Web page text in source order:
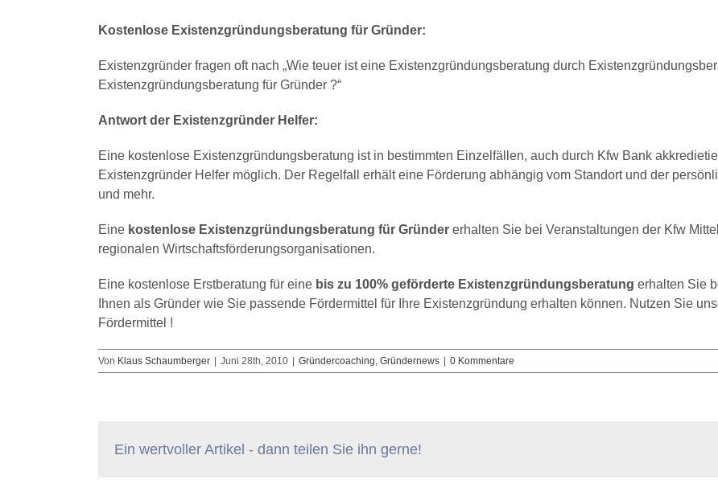
Kostenlose Existenzgründungsberatung für Gründer:
Existenzgründer fragen oft nach „Wie teuer ist eine Existenzgründungsberatung durch
Existenzgründungsberatung für Gründer ?“
Antwort der Existenzgründer Helfer:
Eine kostenlose Existenzgründungsberatung ist in bestimmten Einzelfällen, auch durch Kfw Bank
Existenzgründer Helfer möglich. Der Regelfall erhält eine Förderung abhängig vom Standort und der
und mehr.
Eine kostenlose Existenzgründungsberatung für Gründer erhalten Sie bei Veranstaltungen der Kfw
regionalen Wirtschaftsförderungsorganisationen.
Eine kostenlose Erstberatung für eine bis zu 100% geförderte Existenzgründungsberatung erhalten Sie
Ihnen als Gründer wie Sie passende Fördermittel für Ihre Existenzgründung erhalten können. Nutzen Sie
Fördermittel !
Von Klaus Schaumberger Juni 28th, 2010 Gründercoaching, Gründernews 0 Kommentare
Ein wertvoller Artikel - dann teilen Sie ihn gerne!